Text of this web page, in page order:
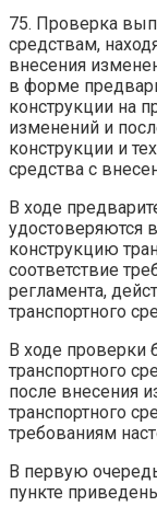
75. Проверка
средствам,
внесения
в форме
конструкции на
изменений и
конструкции и
средства с
В ходе
удостоверяются
конструкцию
соответствие
регламента,
транспортного
В ходе проверки
транспортного
после внесения
транспортного
требованиям
В первую
пункте